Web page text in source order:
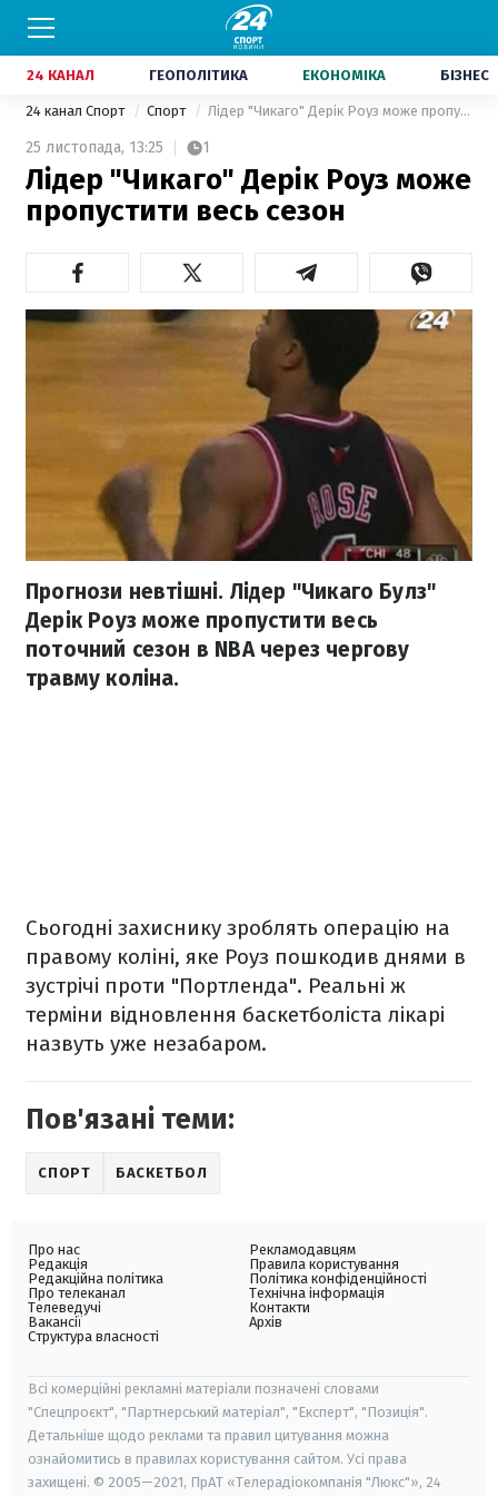
24 КАНАЛ ГЕОПОЛІТИКА ЕКОНОМІКА БІЗНЕС
24 канал Спорт Спорт Лідер "Чикаго" Дерік Роуз може пропустити весь сезон
25 листопада, 13:25 1
Лідер "Чикаго" Дерік Роуз може
пропустити весь сезон
Прогнози невтішні. Лідер "Чикаго Булз"
Дерік Роуз може пропустити весь
поточний сезон в NBA через чергову
травму коліна.
Сьогодні захиснику зроблять операцію на
правому коліні, яке Роуз пошкодив днями в
зустрічі проти "Портленда". Реальні ж
терміни відновлення баскетболіста лікарі
назвуть уже незабаром.
Пов'язані теми:
СПОРТ БАСКЕТБОЛ
Про нас
Редакція
Редакційна політика
Про телеканал
Телеведучі
Вакансії
Структура власності
Рекламодавцям
Правила користування
Політика конфіденційності
Технічна інформація
Контакти
Архів
Всі комерційні рекламні матеріали позначені словами
"Спецпроєкт", "Партнерський матеріал", "Експерт", "Позиція".
Детальніше щодо реклами та правил цитування можна
ознайомитись в правилах користування сайтом. Усі права
захищені. © 2005—2021, ПрАТ «Телерадіокомпанія "Люкс"», 24